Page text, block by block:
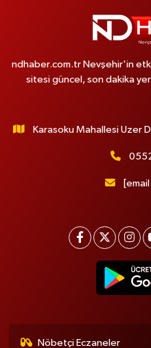
ndhaber.com.tr Nevşehir'in
sitesi güncel, son dakika
Karasoku Mahallesi Uzer
Nöbetçi Eczaneler